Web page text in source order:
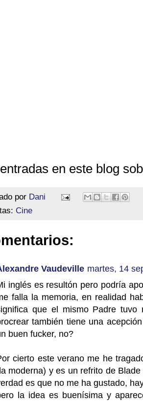
en este blog
por Dani
Cine
Vaudeville martes, 14
inglés es resultón pero podría
falla la memoria, en realidad
que el mismo Padre
también tiene una
buen fucker, no?
cierto este verano me he
moderna) y es un refrito de
es que no me ha gustado,
la idea es buenísima y